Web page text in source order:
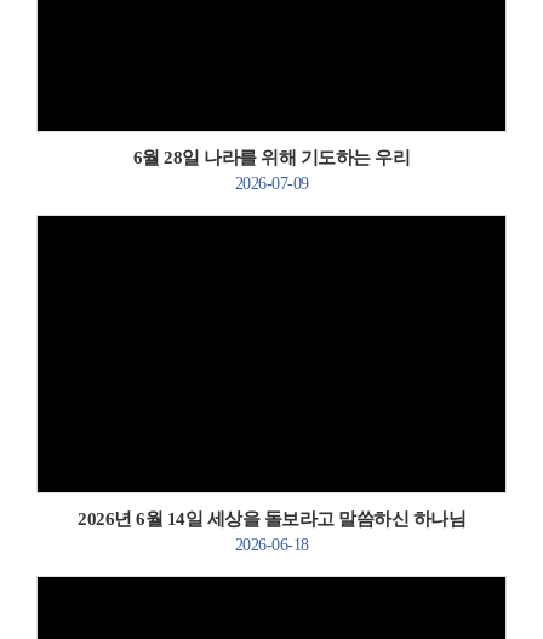
6월 28일 나라를 위해 기도하는 우리
2026-07-09
2026년 6월 14일 세상을 돌보라고 말씀하신 하나님
2026-06-18